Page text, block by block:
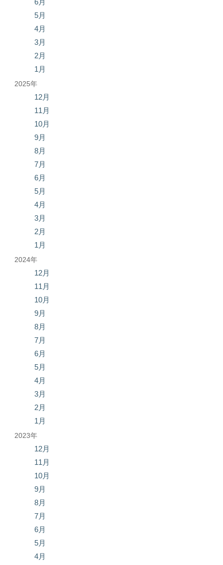
6月
5月
4月
3月
2月
1月
2025年
12月
11月
10月
9月
8月
7月
6月
5月
4月
3月
2月
1月
2024年
12月
11月
10月
9月
8月
7月
6月
5月
4月
3月
2月
1月
2023年
12月
11月
10月
9月
8月
7月
6月
5月
4月